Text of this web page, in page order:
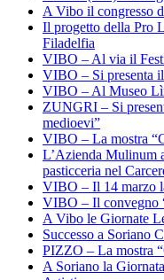
A Vibo il congresso
Il progetto della Pro
Filadelfia
VIBO – Al via il
VIBO – Si presenta
VIBO – Al Museo
ZUNGRI – Si
medioevi”
VIBO – La mostra
L’Azienda Mulinum
pasticceria nel
VIBO – Il 14 marzo
VIBO – Il convegno
A Vibo le Giornate
Successo a Soriano
PIZZO – La mostra
A Soriano la